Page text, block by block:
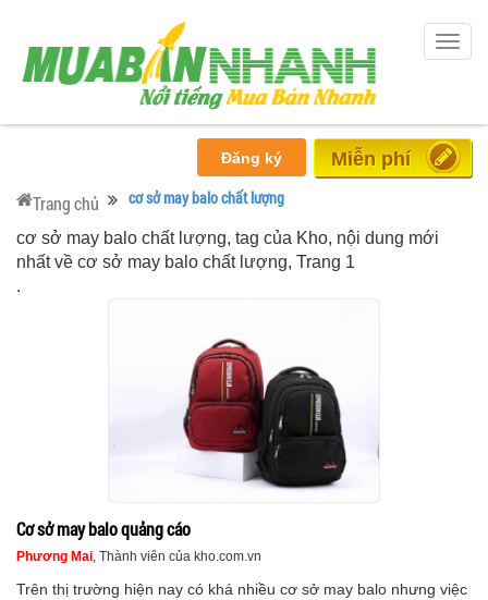
Đăng ký Đăng tin
Trang chủ cơ sở may balo chất lượng
cơ sở may balo chất lượng, tag của Kho, nội dung mới
nhất về cơ sở may balo chất lượng, Trang 1
.
Cơ sở may balo quảng cáo
Phương Mai , Thành viên của kho.com.vn
Trên thị trường hiện nay có khá nhiều cơ sở may balo nhưng việc